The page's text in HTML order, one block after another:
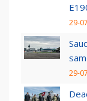
29-
29-